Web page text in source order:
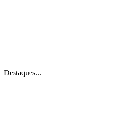
Destaques...